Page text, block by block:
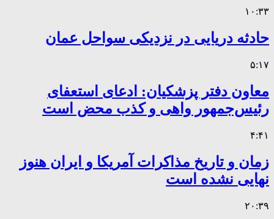
۱۰:۳۳
حادثه دریایی در نزدیکی سواحل عمان
۵:۱۷
معاون دفتر پزشکیان: ادعای استعفای
رئیس‌جمهور واهی و کذب محض است
۴:۴۱
زمان و تاریخ مذاکرات آمریکا و ایران هنوز
نهایی نشده است
۲۰:۳۹